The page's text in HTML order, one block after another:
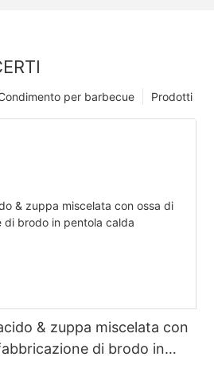
Prodotti
per barbecue
& zuppa miscelata con
di brodo in